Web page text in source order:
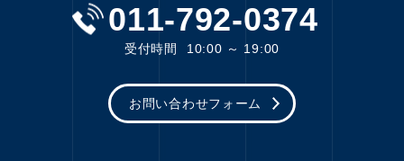
011-792-0374
受付時間 10:00 ～ 19:00
お問い合わせフォーム